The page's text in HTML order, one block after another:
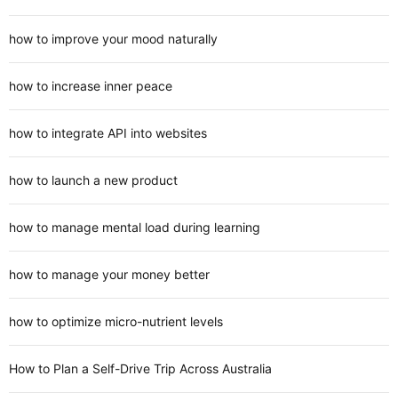
how to improve your mood naturally
how to increase inner peace
how to integrate API into websites
how to launch a new product
how to manage mental load during learning
how to manage your money better
how to optimize micro-nutrient levels
How to Plan a Self-Drive Trip Across Australia